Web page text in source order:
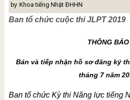
by Khoa tiếng Nhật ĐHHN
Ban tổ chức cuộc thi JLPT 2019
THÔNG BÁO
Bán và tiếp nhận hồ sơ đăng ký
tháng 7 năm
Ban tổ chức Kỳ thi Năng lực tiếng